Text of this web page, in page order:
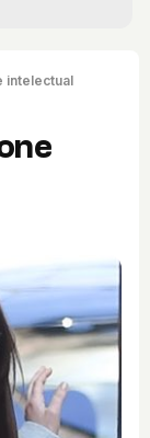
intelectual